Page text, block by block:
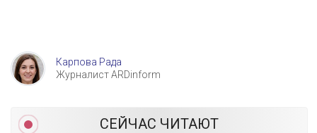
Карпова Рада
Журналист ARDinform
СЕЙЧАС ЧИТАЮТ